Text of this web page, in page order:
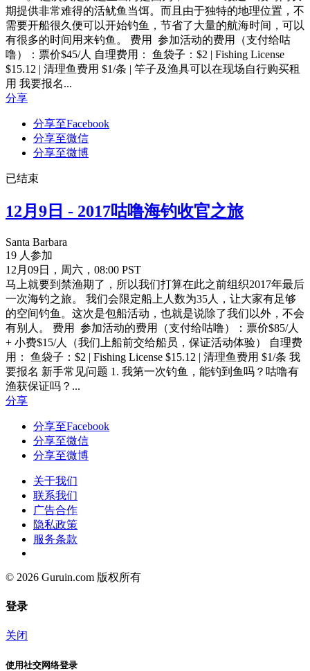
期提供非常难得的活鱿鱼当饵。而且由于独特的地理位置，不
需要开船很久便可以开始钓鱼，节省了大量的航海时间，可以
有很多的时间用来钓鱼。 费用 参加活动的费用（支付给咕
噜）：票价$45/人 自理费用： 鱼袋子：$2 | Fishing License
$15.12 | 清理鱼费用 $1/条 | 竿子及渔具可以在现场自行购买租
用 我要报名...
分享
分享至Facebook
分享至微信
分享至微博
已结束
12月9日 - 2017咕噜海钓收官之旅
Santa Barbara
19 人参加
12月09日，周六，08:00 PST
马上就要到禁渔期了，所以我们打算在此之前组织2017年最后
一次海钓之旅。 我们会限定船上人数为35人，让大家有足够
的空间钓鱼。这次是包船活动，也就是说除了我们以外，不会
有别人。 费用 参加活动的费用（支付给咕噜）：票价$85/人
+ 小费$15/人（我们上船前交给船员，保证活动体验） 自理费
用： 鱼袋子：$2 | Fishing License $15.12 | 清理鱼费用 $1/条 我
要报名 新手常见问题 1. 我第一次钓鱼，能钓到鱼吗？咕噜有
渔获保证吗？...
分享
分享至Facebook
分享至微信
分享至微博
关于我们
联系我们
广告合作
隐私政策
服务条款
© 2026 Guruin.com 版权所有
登录
关闭
使用社交网络登录